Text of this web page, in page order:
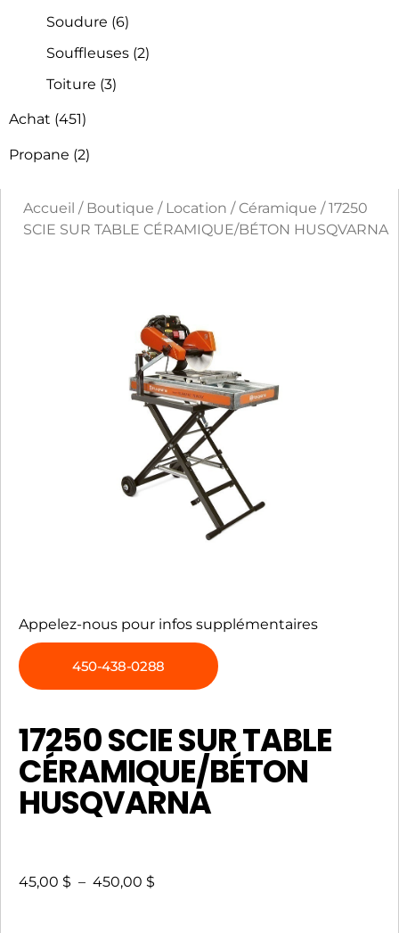
Soudure (6)
Souffleuses (2)
Toiture (3)
Achat (451)
Propane (2)
Accueil / Boutique / Location / Céramique / 17250
SCIE SUR TABLE CÉRAMIQUE/BÉTON HUSQVARNA
Appelez-nous pour infos supplémentaires
450-438-0288
17250 SCIE SUR TABLE
CÉRAMIQUE/BÉTON
HUSQVARNA
45,00 $ – 450,00 $